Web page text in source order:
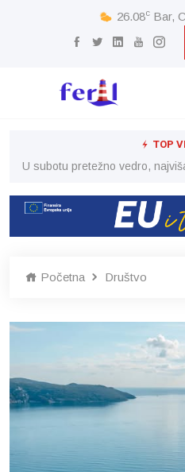
26.08c Bar,
TOP
U subotu pretežno vedro,
Početna Društvo